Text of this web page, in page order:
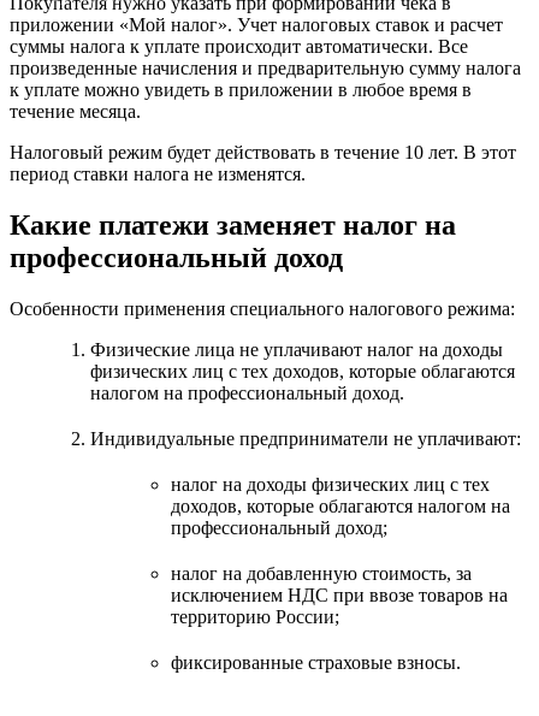
приложении «Мой налог». Учет налоговых ставок и расчет
суммы налога к уплате происходит автоматически. Все
произведенные начисления и предварительную сумму налога
к уплате можно увидеть в приложении в любое время в
течение месяца.
Налоговый режим будет действовать в течение 10 лет. В этот
период ставки налога не изменятся.
Какие платежи заменяет налог на
профессиональный доход
Особенности применения специального налогового режима:
Физические лица не уплачивают налог на доходы
физических лиц с тех доходов, которые облагаются
налогом на профессиональный доход.
Индивидуальные предприниматели не уплачивают:
налог на доходы физических лиц с тех
доходов, которые облагаются налогом на
профессиональный доход;
налог на добавленную стоимость, за
исключением НДС при ввозе товаров на
территорию России;
фиксированные страховые взносы.